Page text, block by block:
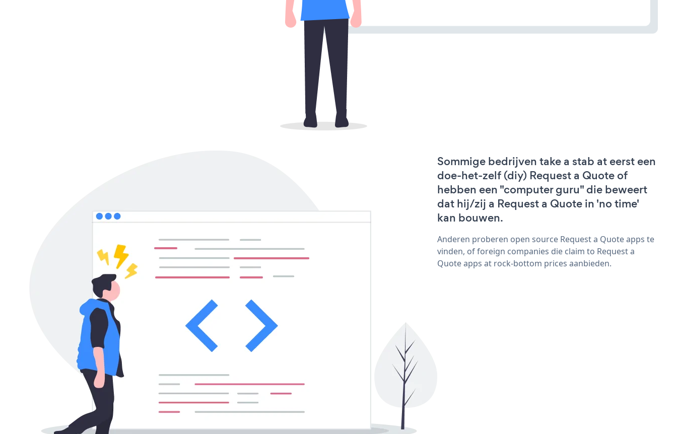
Sommige bedrijven take a stab at eerst een
doe-het-zelf (diy) Request a Quote of
hebben een "computer guru" die beweert
dat hij/zij a Request a Quote in 'no time'
kan bouwen.
Anderen proberen open source Request a Quote apps te
vinden, of foreign companies die claim to Request a
Quote apps at rock-bottom prices aanbieden.